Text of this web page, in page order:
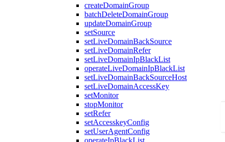
createDomainGroup
batchDeleteDomainGroup
updateDomainGroup
setSource
setLiveDomainBackSource
setLiveDomainRefer
setLiveDomainIpBlackList
operateLiveDomainIpBlackList
setLiveDomainBackSourceHost
setLiveDomainAccessKey
setMonitor
stopMonitor
setRefer
setAccesskeyConfig
setUserAgentConfig
operateIpBlackList